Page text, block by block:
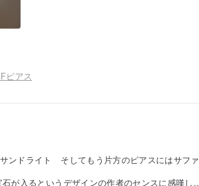
ピアス
ンドライト そしてもう片方のピアスにはサファ
が入るというデザインの作者のセンスに感嘆し